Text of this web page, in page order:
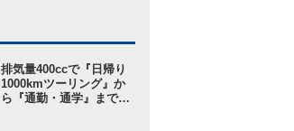
排気量400ccで『日帰り
1000kmツーリング』か
ら『通勤・通学』まで1